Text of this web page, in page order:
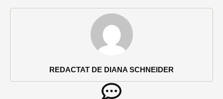
REDACTAT DE DIANA SCHNEIDER